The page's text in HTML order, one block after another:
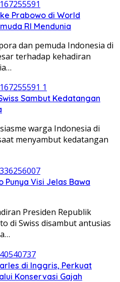
Prabowo di World
RI Mendunia
dan pemuda Indonesia di
terhadap kehadiran
Sambut Kedatangan
warga Indonesia di
menyambut kedatangan
Punya Visi Jelas Bawa
Presiden Republik
di Swiss disambut antusias
di Inggris, Perkuat
Konservasi Gajah